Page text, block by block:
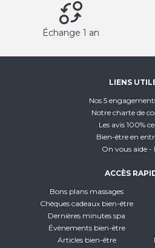
Échange 1 an
LIENS
Nos 5
Notre charte de
Les avis 100%
Bien-être en
On vous aide -
ACCÈS
Bons plans massages
Chèques cadeaux bien-être
Dernières minutes spa
Évènements bien-être
Articles bien-être